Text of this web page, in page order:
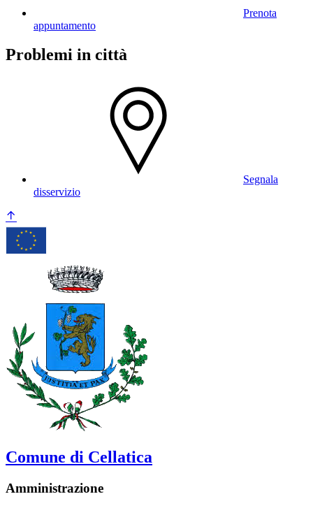
Prenota
appuntamento
Problemi in città
Segnala
disservizio
Comune di Cellatica
Amministrazione